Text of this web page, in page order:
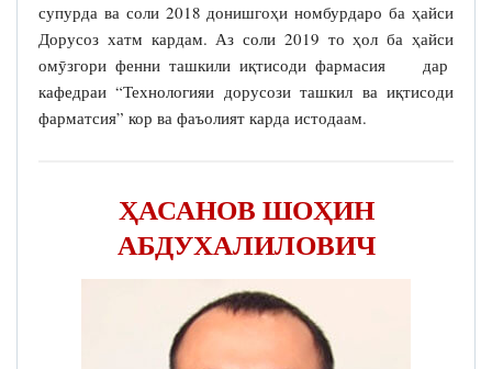
супурда ва соли 2018 донишгоҳи номбурдаро ба ҳайси
Дорусоз хатм кардам. Аз соли 2019 то ҳол ба ҳайси
омӯзгори фенни ташкили иқтисоди фармасия дар
кафедраи “Технологияи дорусози ташкил ва иқтисоди
фарматсия” кор ва фаъолият карда истодаам.
ҲАСАНОВ ШОҲИН
АБДУХАЛИЛОВИЧ